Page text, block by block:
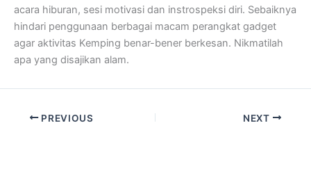
acara hiburan, sesi motivasi dan instrospeksi diri. Sebaiknya
hindari penggunaan berbagai macam perangkat gadget
agar aktivitas Kemping benar-bener berkesan. Nikmatilah
apa yang disajikan alam.
PREVIOUS NEXT